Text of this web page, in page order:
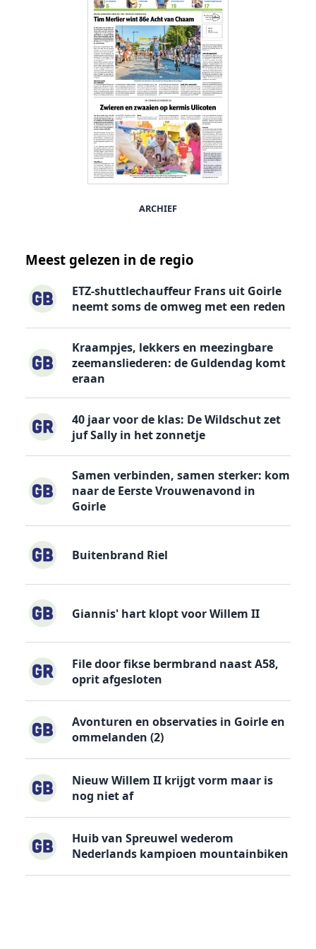
ARCHIEF
Meest gelezen in de regio
ETZ-shuttlechauffeur Frans uit Goirle
neemt soms de omweg met een reden
Kraampjes, lekkers en meezingbare
zeemansliederen: de Guldendag komt
eraan
40 jaar voor de klas: De Wildschut zet
juf Sally in het zonnetje
Samen verbinden, samen sterker: kom
naar de Eerste Vrouwenavond in
Goirle
Buitenbrand Riel
Giannis' hart klopt voor Willem II
File door fikse bermbrand naast A58,
oprit afgesloten
Avonturen en observaties in Goirle en
ommelanden (2)
Nieuw Willem II krijgt vorm maar is
nog niet af
Huib van Spreuwel wederom
Nederlands kampioen mountainbiken